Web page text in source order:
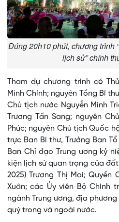
Đúng 20h10 phút, chương trình
lịch sử” chính
Tham dự chương trình có
Minh Chính; nguyên Tổng Bí
Chủ tịch nước Nguyễn Minh
Trương Tấn Sang; nguyên
Phúc; nguyên Chủ tịch Quốc
trực Ban Bí thư, Trưởng Ban
Ban Chỉ đạo Trung ương kỷ
kiện lịch sử quan trọng của
2025) Trương Thị Mai; Quyền
Xuân; các Ủy viên Bộ Chính
ngành Trung ương, địa
quý trong và ngoài nước.